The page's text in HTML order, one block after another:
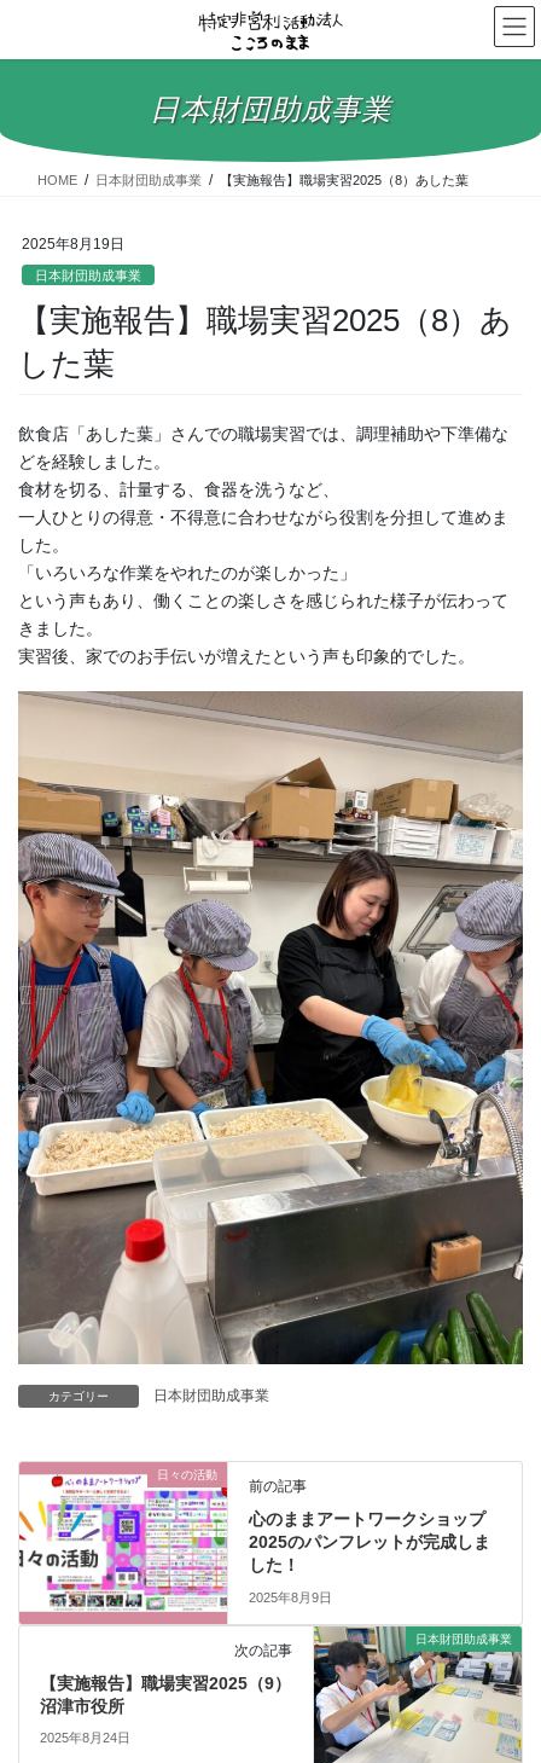
テ
へ
ゲ
ョ
日本財団助成事業
HOME 日本財団助成事業 【実施報告】職場実習2025（8）あした葉
2025年8月19日
日本財団助成事業
【実施報告】職場実習2025（8）あ
した葉
飲食店「あした葉」さんでの職場実習では、調理補助や下準備な
どを経験しました。
食材を切る、計量する、食器を洗うなど、
一人ひとりの得意・不得意に合わせながら役割を分担して進めま
した。
「いろいろな作業をやれたのが楽しかった」
という声もあり、働くことの楽しさを感じられた様子が伝わって
きました。
実習後、家でのお手伝いが増えたという声も印象的でした。
カテゴリー 日本財団助成事業
日々の活動
前の記事
心のままアートワークショップ
2025のパンフレットが完成しま
した！
2025年8月9日
日本財団助成事業
次の記事
【実施報告】職場実習2025（9）
沼津市役所
2025年8月24日